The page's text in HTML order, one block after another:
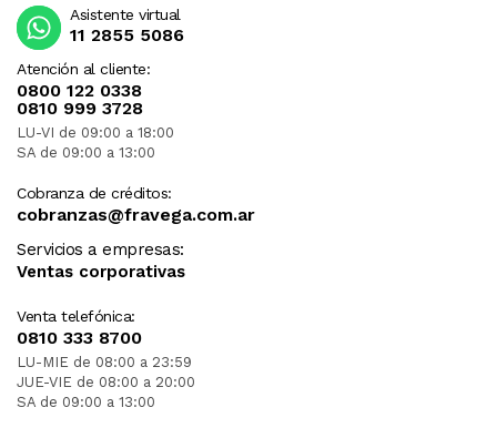
Atención al cliente:
0800 122 0338
0810 999 3728
LU-VI de 09:00 a 18:00
SA de 09:00 a 13:00
Cobranza de créditos:
cobranzas@fravega.com.ar
Servicios a empresas:
Ventas corporativas
Venta telefónica:
0810 333 8700
LU-MIE de 08:00 a 23:59
JUE-VIE de 08:00 a 20:00
SA de 09:00 a 13:00
Asistente virtual
11 2855 5086